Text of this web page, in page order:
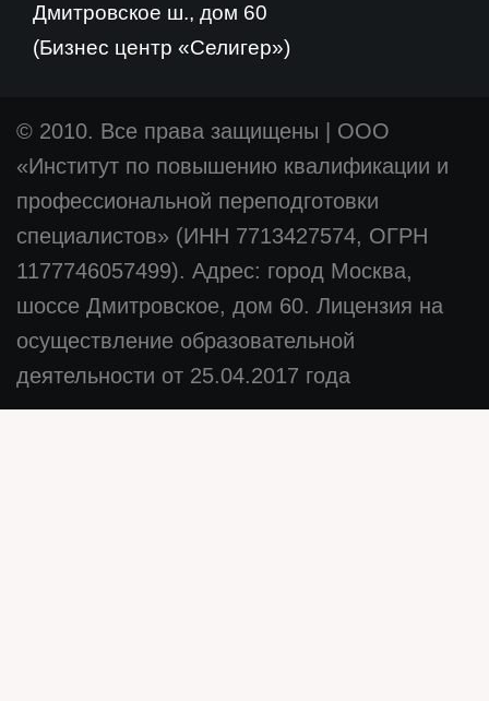
Дмитровское ш., дом 60
(Бизнес центр «Селигер»)
© 2010. Все права защищены
ООО
«Институт по повышению квалификации и
профессиональной переподготовки
специалистов» (ИНН 7713427574, ОГРН
1177746057499). Адрес: город Москва,
шоссе Дмитровское, дом 60. Лицензия на
осуществление образовательной
деятельности от 25.04.2017 года